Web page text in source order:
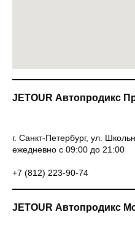
JETOUR Автопродикс
г. Санкт-Петербург, ул.
ежедневно с 09:00 до 21:00
+7 (812) 223-90-74
JETOUR Автопродикс